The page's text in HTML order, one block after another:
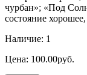
чурбан»; «Под
состояние
Наличие: 1
Цена: 100.00руб.